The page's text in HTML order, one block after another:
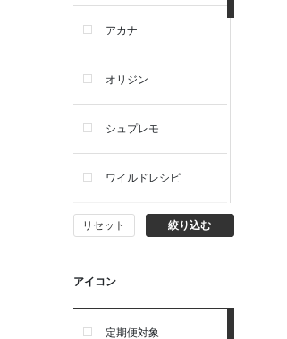
犬ドライフード
犬ウェットフード
犬おやつ
犬サプリ・ミルク・栄養補給
アカナ
オリジン
シュプレモ
ワイルドレシピ
ナチュラルチョイス
ウェルネス
アーテミス
リセット 絞り込む
アイコン
定期便対象